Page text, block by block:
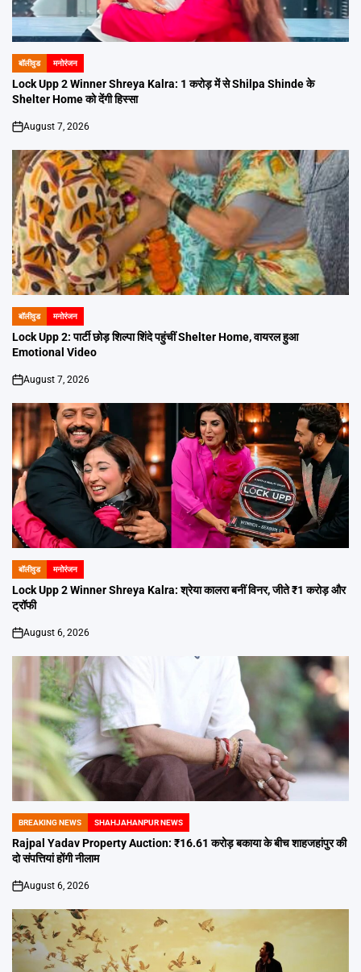
POSTED
IN
बॉलीवुड मनोरंजन
Lock Upp 2 Winner Shreya Kalra: 1 करोड़ में से Shilpa Shinde के
Shelter Home को देंगी हिस्सा
on
August 7, 2026
POSTED
IN
बॉलीवुड मनोरंजन
Lock Upp 2: पार्टी छोड़ शिल्पा शिंदे पहुंचीं Shelter Home, वायरल हुआ
Emotional Video
on
August 7, 2026
POSTED
IN
बॉलीवुड मनोरंजन
Lock Upp 2 Winner Shreya Kalra: श्रेया कालरा बनीं विनर, जीते ₹1 करोड़ और
ट्रॉफी
on
August 6, 2026
POSTED
IN
BREAKING NEWS SHAHJAHANPUR NEWS
Rajpal Yadav Property Auction: ₹16.61 करोड़ बकाया के बीच शाहजहांपुर की
दो संपत्तियां होंगी नीलाम
on
August 6, 2026